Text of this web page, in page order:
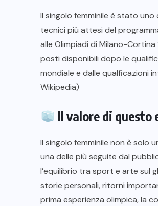
Il singolo femminile è stato uno
tecnici più attesi del
alle Olimpiadi di Milano-
posti disponibili dopo le
mondiale e dalle qualficazioni
Wikipedia)
Il valore di questo
Il singolo femminile non è solo
una delle più seguite dal
l’equilibrio tra sport e arte sul
storie personali, ritorni
prima esperienza olimpica, la